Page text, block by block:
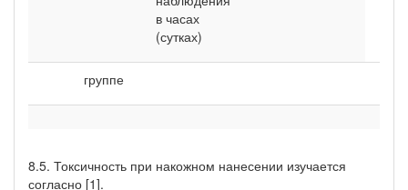
в часах
(сутках)
группе
8.5. Токсичность при накожном нанесении изучается
согласно [1].